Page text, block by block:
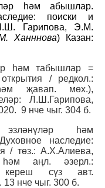
һәм абышлар.
поиски и
Гарипова, Э.М.
Ханннова) Казан:
һәм табышлар =
/ редкол.:
җавап. мөх.),
Л.Ш.Гарипова,
9 нче чыг. 304 б.
һәм
наследие:
/ төз.: А.Х.Алиева,
һәм аңл. әзерл.:
кереш сүз авт.
нче чыг. 300 б.